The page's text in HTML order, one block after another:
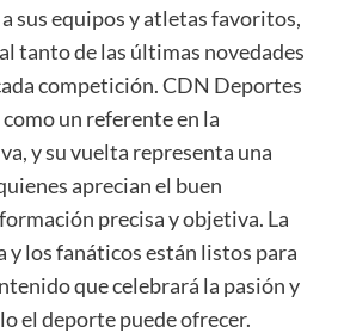
sus equipos y atletas favoritos,
tanto de las últimas novedades
competición. CDN Deportes
un referente en la
y su vuelta representa una
aprecian el buen
precisa y objetiva. La
y los fanáticos están listos para
que celebrará la pasión y
el deporte puede ofrecer.